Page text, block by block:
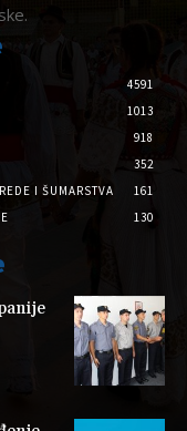
4591
1013
918
352
I ŠUMARSTVA
161
130